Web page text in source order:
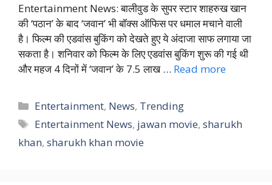
Entertainment News: बालीवुड के सुपर स्टार शाहरुख खान
की ‘पठान’ के बाद ‘जवान’ भी बॉक्स ऑफिस पर धमाल मचाने वाली
है। फिल्म की एडवांस बुकिंग को देखते हुए ये अंदाजा साफ लगाया जा
सकता है। शनिवार को फिल्म के लिए एडवांस बुकिंग शुरू की गई थी
और महज 4 दिनों में ‘जवान’ के 7.5 लाख … Read more
Categories
Entertainment, News, Trending
Tags
Entertainment News, jawan movie,sharukh
khan, sharukh khan movie